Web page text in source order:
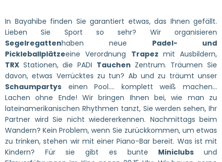
In Bayahibe finden Sie garantiert etwas, das Ihnen gefällt.
Lieben Sie Sport so sehr? Wir organisieren
Segelregattenhaben neue Padel- und
Pickleballplätzeeine Verordnung Trapez mit Ausbildern,
TRX Stationen, die PADI Tauchen Zentrum. Träumen Sie
davon, etwas Verrücktes zu tun? Ab und zu träumt unser
Schaumpartys einen Pool.... komplett weiß machen...
Lachen ohne Ende! Wir bringen Ihnen bei, wie man zu
lateinamerikanischen Rhythmen tanzt, Sie werden sehen, Ihr
Partner wird Sie nicht wiedererkennen. Nachmittags beim
Wandern? Kein Problem, wenn Sie zurückkommen, um etwas
zu trinken, stehen wir mit einer Piano-Bar bereit. Was ist mit
Kindern? Für sie gibt es bunte Miniclubsund